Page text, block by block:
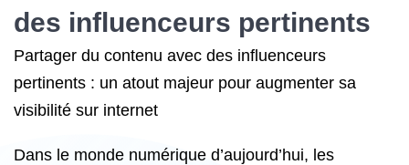
des influenceurs pertinents
Partager du contenu avec des influenceurs
pertinents : un atout majeur pour augmenter sa
visibilité sur internet
Dans le monde numérique d’aujourd’hui, les